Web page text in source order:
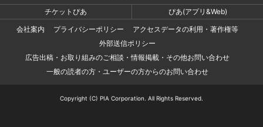
チケットぴあ
ぴあ(アプリ&Web)
会社案内
プライバシーポリシー
アクセスデータの利用・著作権等
外部送信ポリシー
広告出稿・お取り組みのご相談・情報掲載・その他お問い合わせ
一般の読者の方・ユーザーの方からのお問い合わせ
Copyright (C) PIA Corporation. All Rights Reserved.